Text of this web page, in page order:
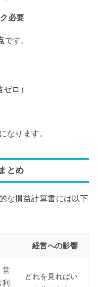
必要
です。
ロ）
なります。
とめ
な損益計算書には以下
経営への影響
営
どれを見ればい